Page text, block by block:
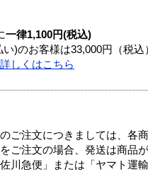
一律1,100円(税込)
)のお客様は33,000円（税込
しくはこちら
ご注文につきましては、各
ご注文の場合、発送は商品
川急便」または「ヤマト運